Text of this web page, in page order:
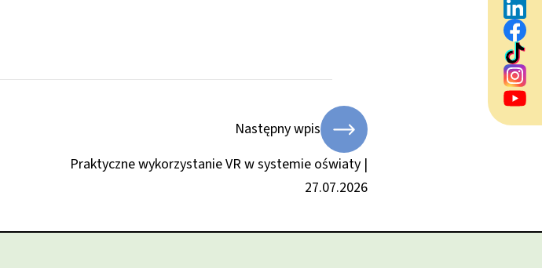
Następny wpis
Praktyczne wykorzystanie VR w systemie oświaty |
27.07.2026